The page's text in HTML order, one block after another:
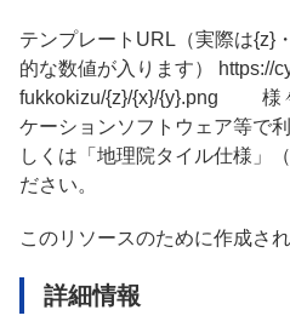
テンプレートURL（実際は{z}
的な数値が入ります） https://
fukkokizu/{z}/{x}/{y}.png 様
ケーションソフトウェア等で
しくは「地理院タイル仕様」
ださい。
このリソースのために作成さ
詳細情報